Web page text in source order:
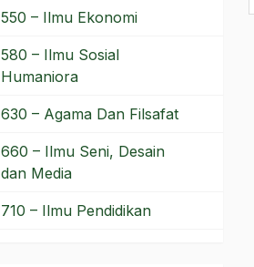
550 – Ilmu Ekonomi
580 – Ilmu Sosial
Humaniora
630 – Agama Dan Filsafat
660 – Ilmu Seni, Desain
dan Media
710 – Ilmu Pendidikan
NAsionalisme Regional
Nasrani
nasser
natal
natuna